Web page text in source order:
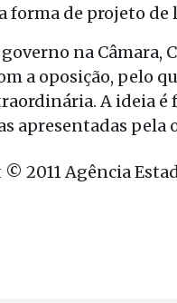
forma de projeto de
na Câmara,
a oposição, pelo
A ideia é
apresentadas
2011 Agência